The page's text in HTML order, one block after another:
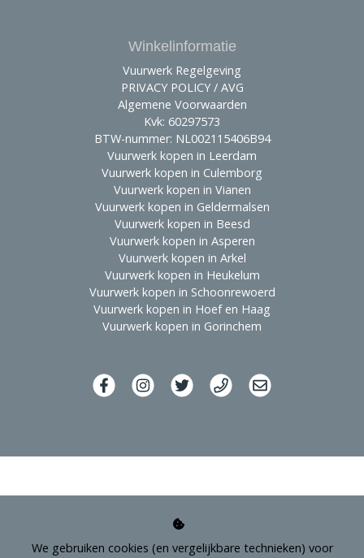
We gebruiken cookies (en vergelijkbare technieken) voor
Winkelinformatie
Vuurwerk Regelgeving
PRIVACY POLICY / AVG
Algemene Voorwaarden
Kvk: 60297573
BTW-nummer: NL002115406B94
Vuurwerk kopen in Leerdam
Vuurwerk kopen in Culemborg
Vuurwerk kopen in Vianen
Vuurwerk kopen in Geldermalsen
Vuurwerk kopen in Beesd
Vuurwerk kopen in Asperen
Vuurwerk kopen in Arkel
Vuurwerk kopen in Heukelum
Vuurwerk kopen in Schoonrewoerd
Vuurwerk kopen in Hoef en Haag
Vuurwerk kopen in Gorinchem